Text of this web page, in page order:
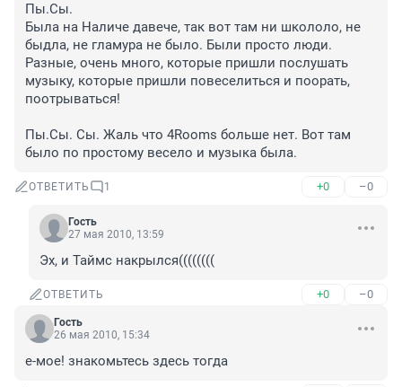
Пы.Сы.
Была на Наличе давече, так вот там ни школоло, не
быдла, не гламура не было. Были просто люди.
Разные, очень много, которые пришли послушать
музыку, которые пришли повеселиться и поорать,
поотрываться!
Пы.Сы. Сы. Жаль что 4Rooms больше нет. Вот там
было по простому весело и музыка была.
ОТВЕТИТЬ 1 +0 –0
Гость
27 мая 2010, 13:59
Эх, и Таймс накрылся((((((((
ОТВЕТИТЬ +0 –0
Гость
26 мая 2010, 15:34
е-мое! знакомьтесь здесь тогда